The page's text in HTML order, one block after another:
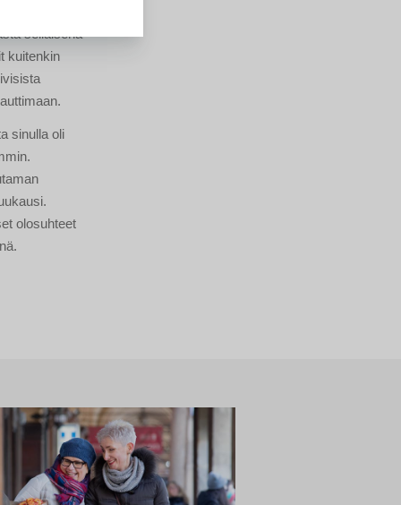
sellaisena
kuitenkin
sinulla oli
olosuhteet